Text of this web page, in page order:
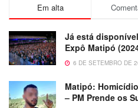
Em alta
Já está
Expô Matipó
6 DE SETEMBRO DE
Matipó:
– PM Prende os